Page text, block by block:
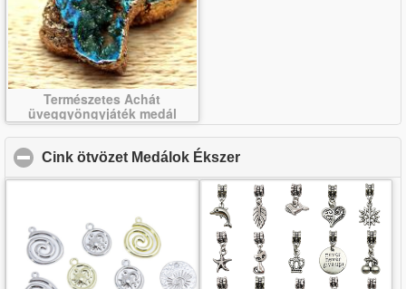
Természetes Achát
üveggyöngyjáték medál
Cink ötvözet Medálok Ékszer